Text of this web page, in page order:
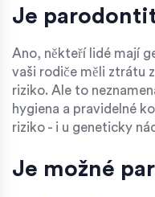
Je
Ano, někteří lidé mají
vaši rodiče měli ztrátu
riziko. Ale to
hygiena a pravidelné
riziko - i u geneticky
Je možné